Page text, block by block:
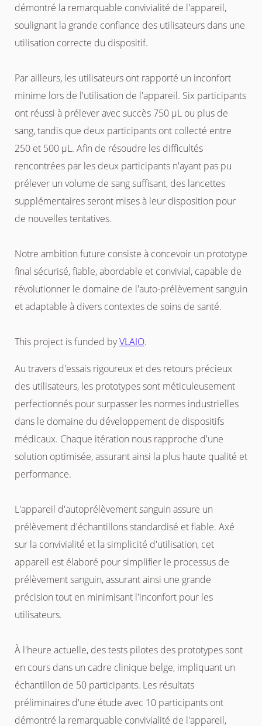
démontré la remarquable convivialité de l'appareil,
soulignant la grande confiance des utilisateurs dans une
utilisation correcte du dispositif.
Par ailleurs, les utilisateurs ont rapporté un inconfort
minime lors de l'utilisation de l'appareil. Six participants
ont réussi à prélever avec succès 750 µL ou plus de
sang, tandis que deux participants ont collecté entre
250 et 500 µL. Afin de résoudre les difficultés
rencontrées par les deux participants n'ayant pas pu
prélever un volume de sang suffisant, des lancettes
supplémentaires seront mises à leur disposition pour
de nouvelles tentatives.
Notre ambition future consiste à concevoir un prototype
final sécurisé, fiable, abordable et convivial, capable de
révolutionner le domaine de l'auto-prélèvement sanguin
et adaptable à divers contextes de soins de santé.
This project is funded byVLAIO.
Au travers d'essais rigoureux et des retours précieux
des utilisateurs, les prototypes sont méticuleusement
perfectionnés pour surpasser les normes industrielles
dans le domaine du développement de dispositifs
médicaux. Chaque itération nous rapproche d'une
solution optimisée, assurant ainsi la plus haute qualité et
performance.
L'appareil d'autoprélèvement sanguin assure un
prélèvement d'échantillons standardisé et fiable. Axé
sur la convivialité et la simplicité d'utilisation, cet
appareil est élaboré pour simplifier le processus de
prélèvement sanguin, assurant ainsi une grande
précision tout en minimisant l'inconfort pour les
utilisateurs.
À l'heure actuelle, des tests pilotes des prototypes sont
en cours dans un cadre clinique belge, impliquant un
échantillon de 50 participants. Les résultats
préliminaires d'une étude avec 10 participants ont
démontré la remarquable convivialité de l'appareil,